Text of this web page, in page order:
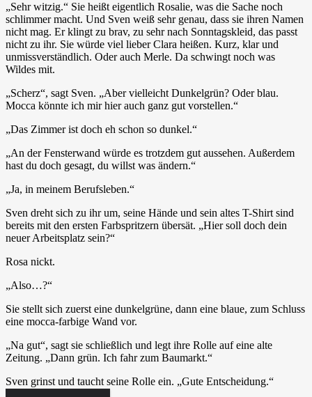
„Sehr witzig.“ Sie heißt eigentlich Rosalie, was die Sache noch
schlimmer macht. Und Sven weiß sehr genau, dass sie ihren Namen
nicht mag. Er klingt zu brav, zu sehr nach Sonntagskleid, das passt
nicht zu ihr. Sie würde viel lieber Clara heißen. Kurz, klar und
unmissverständlich. Oder auch Merle. Da schwingt noch was
Wildes mit.
„Scherz“, sagt Sven. „Aber vielleicht Dunkelgrün? Oder blau.
Mocca könnte ich mir hier auch ganz gut vorstellen.“
„Das Zimmer ist doch eh schon so dunkel.“
„An der Fensterwand würde es trotzdem gut aussehen. Außerdem
hast du doch gesagt, du willst was ändern.“
„Ja, in meinem Berufsleben.“
Sven dreht sich zu ihr um, seine Hände und sein altes T-Shirt sind
bereits mit den ersten Farbspritzern übersät. „Hier soll doch dein
neuer Arbeitsplatz sein?“
Rosa nickt.
„Also…?“
Sie stellt sich zuerst eine dunkelgrüne, dann eine blaue, zum Schluss
eine mocca-farbige Wand vor.
„Na gut“, sagt sie schließlich und legt ihre Rolle auf eine alte
Zeitung. „Dann grün. Ich fahr zum Baumarkt.“
Sven grinst und taucht seine Rolle ein. „Gute Entscheidung.“